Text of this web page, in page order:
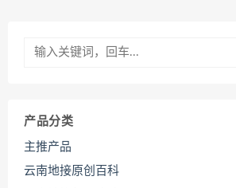
产品分类
主推产品
云南地接原创百科